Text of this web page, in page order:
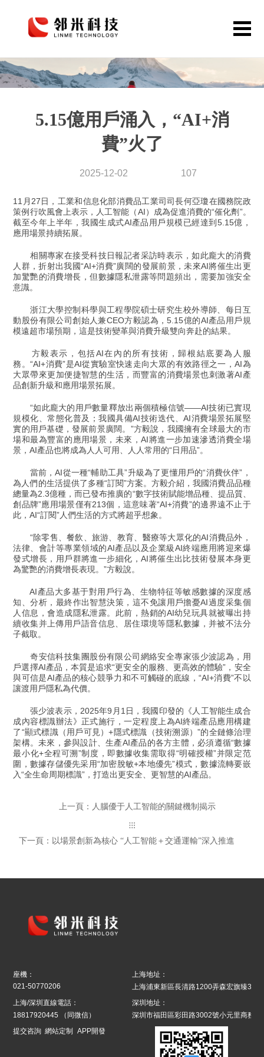
首頁
APP開發
公眾號小程序
關于鄰米
聯系我們
5.15億用戶涌入，“AI+消
費”火了
2025-12-02 107
11月27日，工業和信息化部消費品工業司司長何亞瓊在國務院政
策例行吹風會上表示，人工智能（AI）成為促進消費的“催化劑”。
截至今年上半年，我國生成式AI產品用戶規模已經達到5.15億，
應用場景持續拓展。
相關專家在接受科技日報記者采訪時表示，如此龐大的消費
人群，折射出我國“AI+消費”廣闊的發展前景，未來AI將催生出更
加驚艷的消費增長，但數據隱私泄露等問題頻出，需要加強安全
意識。
浙江大學控制科學與工程學院碩士研究生校外導師、每日互
動股份有限公司創始人兼CEO方毅認為，5.15億的AI產品用戶規
模遠超市場預期，這是技術變革與消費升級雙向奔赴的結果。
方毅表示，包括AI在內的所有技術，歸根結底要為人服
務。“AI+消費”是AI從實驗室快速走向大眾的有效路徑之一，AI為
大眾帶來更加便捷智慧的生活，而豐富的消費場景也刺激著AI產
品創新升級和應用場景拓展。
“如此龐大的用戶數量釋放出兩個積極信號——AI技術已實現
規模化、常態化普及；我國具備AI技術迭代、AI消費場景拓展堅
實的用戶基礎，發展前景廣闊。”方毅說，我國擁有全球最大的市
場和最為豐富的應用場景，未來，AI將進一步加速滲透消費全場
景，AI產品也將成為人人可用、人人常用的“日用品”。
當前，AI從一種“輔助工具”升級為了更懂用戶的“消費伙伴”，
為人們的生活提供了多種“訂閱”方案。方毅介紹，我國消費品品種
總量為2.3億種，而已發布推廣的“數字技術賦能增品種、提品質、
創品牌”應用場景僅有213個，這意味著“AI+消費”的邊界遠不止于
此，AI“訂閱”人們生活的方式將超乎想象。
“除零售、餐飲、旅游、教育、醫療等大眾化的AI消費品外，
法律、會計等專業領域的AI產品以及企業級AI終端應用將迎來爆
發式增長，用戶群將進一步細化，AI將催生出比技術發展本身更
為驚艷的消費增長表現。”方毅說。
AI產品大多基于對用戶行為、生物特征等敏感數據的深度感
知、分析，最終作出智慧決策，這不免讓用戶擔憂AI過度采集個
人信息，會造成隱私泄露。此前，熱銷的AI幼兒玩具就被曝出持
續收集并上傳用戶語音信息、居住環境等隱私數據，并被不法分
子截取。
奇安信科技集團股份有限公司網絡安全專家張少波認為，用
戶選擇AI產品，本質是追求“更安全的服務、更高效的體驗”，安全
與可信是AI產品的核心競爭力和不可觸碰的底線，“AI+消費”不以
讓渡用戶隱私為代價。
張少波表示，2025年9月1日，我國印發的《人工智能生成合
成內容標識辦法》正式施行，一定程度上為AI終端產品應用構建
了“顯式標識（用戶可見）+隱式標識（技術溯源）”的全鏈條治理
架構。未來，參與設計、生產AI產品的各方主體，必須遵循“數據
最小化+全程可溯”制度，即數據收集需取得“明確授權”并限定范
圍，數據存儲優先采用“加密脫敏+本地優先”模式，數據流轉要嵌
入“全生命周期標識”，打造出更安全、更智慧的AI產品。
上一頁：人腦優于人工智能的關鍵機制揭示
下一頁：以場景創新為核心 “人工智能＋交通運輸”深入推進
座機：
021-50770206
上海/深圳直線電話：
18817920445
（同微信）
上海地址：
上海浦東新區長清路1200弄森宏旗臻39
深圳地址：
深圳市福田區彩田路3002號小元里商務辦
提交咨詢 網站定制 APP開發